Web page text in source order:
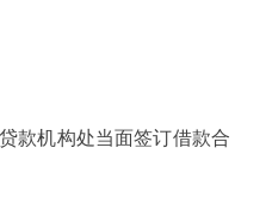
款机构处当面签订借款合